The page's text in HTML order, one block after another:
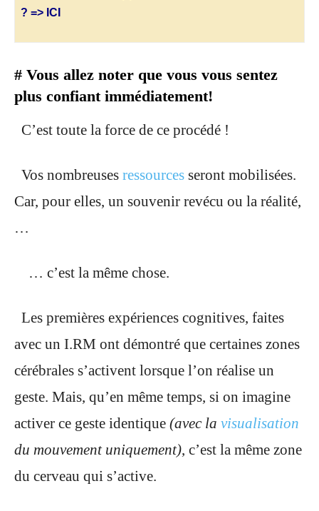
? => ICI
# Vous allez noter que vous vous sentez
plus confiant immédiatement!
C’est toute la force de ce procédé !
Vos nombreuses ressources seront mobilisées.
Car, pour elles, un souvenir revécu ou la réalité,
…
… c’est la même chose.
Les premières expériences cognitives, faites
avec un I.RM ont démontré que certaines zones
cérébrales s’activent lorsque l’on réalise un
geste. Mais, qu’en même temps, si on imagine
activer ce geste identique (avec la visualisation
du mouvement uniquement), c’est la même zone
du cerveau qui s’active.